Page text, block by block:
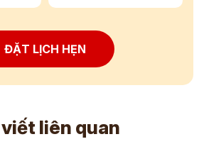
ĐẶT LỊCH HẸN
liên quan